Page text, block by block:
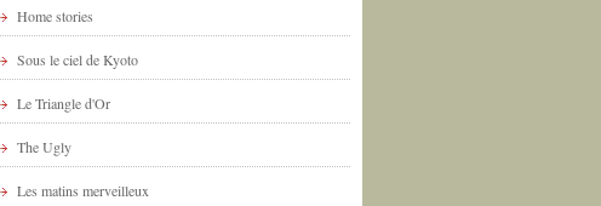
Home stories
Sous le ciel de Kyoto
Le Triangle d'Or
The Ugly
Les matins merveilleux